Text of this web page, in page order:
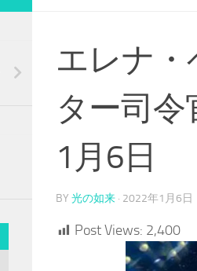
エレナ
ター司
1月6日
BY 光の如来 · 2022年1月6日
Post Views: 2,400